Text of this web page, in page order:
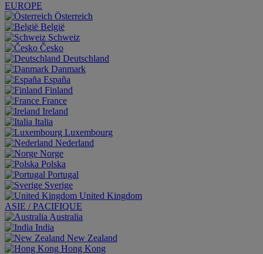
EUROPE
Österreich
België
Schweiz
Česko
Deutschland
Danmark
España
Finland
France
Ireland
Italia
Luxembourg
Nederland
Norge
Polska
Portugal
Sverige
United Kingdom
ASIE / PACIFIQUE
Australia
India
New Zealand
Hong Kong